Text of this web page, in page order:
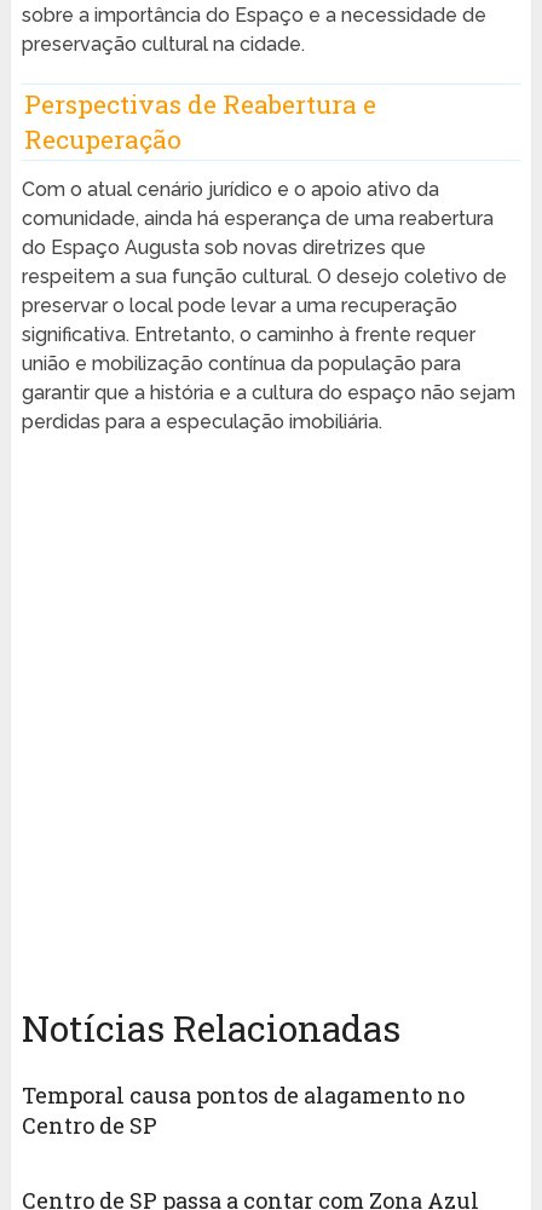
sobre a importância do Espaço e a necessidade de
preservação cultural na cidade.
Perspectivas de Reabertura e
Recuperação
Com o atual cenário jurídico e o apoio ativo da
comunidade, ainda há esperança de uma reabertura
do Espaço Augusta sob novas diretrizes que
respeitem a sua função cultural. O desejo coletivo de
preservar o local pode levar a uma recuperação
significativa. Entretanto, o caminho à frente requer
união e mobilização contínua da população para
garantir que a história e a cultura do espaço não sejam
perdidas para a especulação imobiliária.
Notícias Relacionadas
Temporal causa pontos de alagamento no
Centro de SP
Centro de SP passa a contar com Zona Azul